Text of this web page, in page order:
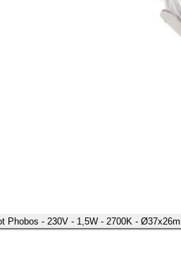
Phobos - 230V - 1,5W - 2700K -